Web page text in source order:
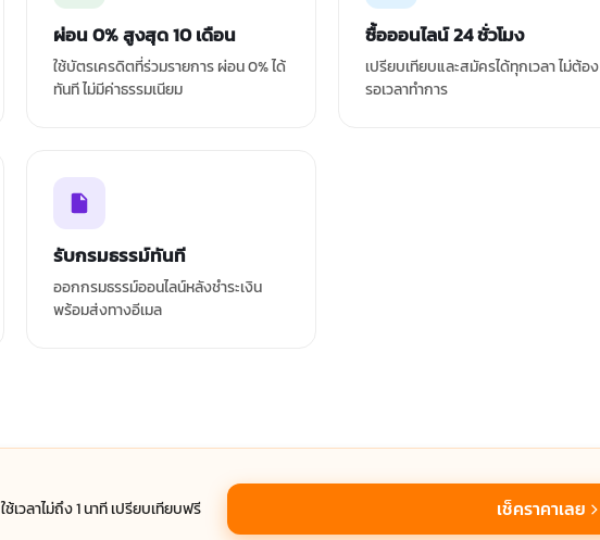
ผ่อน 0% สูงสุด 10 เดือน
ใช้บัตรเครดิตที่ร่วมรายการ ผ่อน 0% ได้
ทันที ไม่มีค่าธรรมเนียม
ซื้อออนไลน์ 24 ชั่วโมง
เปรียบเทียบและสมัครได้ทุกเวลา ไม่ต้อง
รอเวลาทำการ
รับกรมธรรม์ทันที
ออกกรมธรรม์ออนไลน์หลังชำระเงิน
พร้อมส่งทางอีเมล
ใช้เวลาไม่ถึง 1 นาที เปรียบเทียบฟรี เช็คราคาเลย